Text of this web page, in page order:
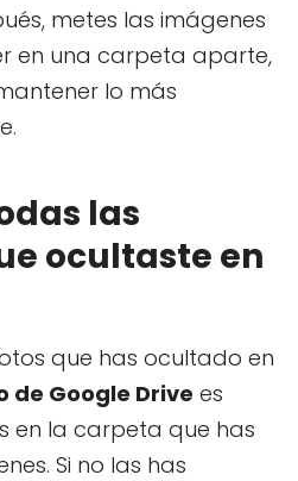
metes las imágenes
en una carpeta aparte,
lo más
las
ocultaste en
que has ocultado en
Google Drive es
en la carpeta que has
Si no las has